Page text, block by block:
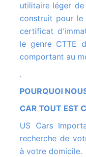
utilitaire léger
construit pour le
certificat
le genre CTTE
comportant au
.
POURQUOI
CAR TOUT EST
US Cars Importation est transparent pour la
recherche de
à votre domicile.